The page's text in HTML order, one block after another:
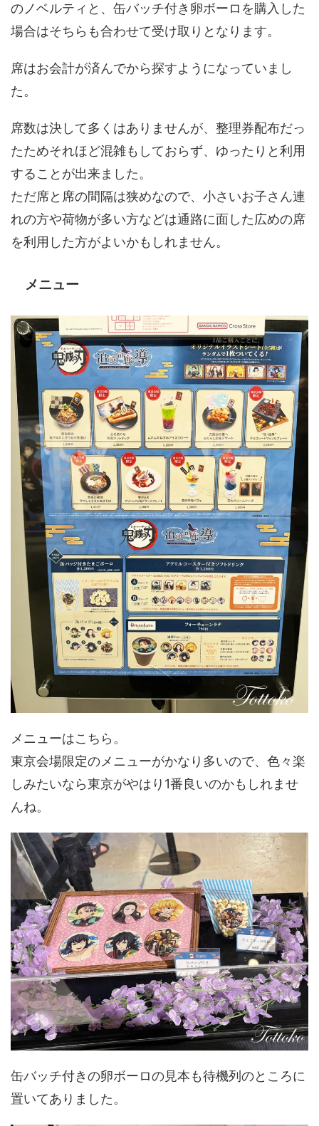
のノベルティと、缶バッチ付き卵ボーロを購入した
場合はそちらも合わせて受け取りとなります。
席はお会計が済んでから探すようになっていまし
た。
席数は決して多くはありませんが、整理券配布だっ
たためそれほど混雑もしておらず、ゆったりと利用
することが出来ました。
ただ席と席の間隔は狭めなので、小さいお子さん連
れの方や荷物が多い方などは通路に面した広めの席
を利用した方がよいかもしれません。
メニュー
メニューはこちら。
東京会場限定のメニューがかなり多いので、色々楽
しみたいなら東京がやはり1番良いのかもしれませ
んね。
缶バッチ付きの卵ボーロの見本も待機列のところに
置いてありました。